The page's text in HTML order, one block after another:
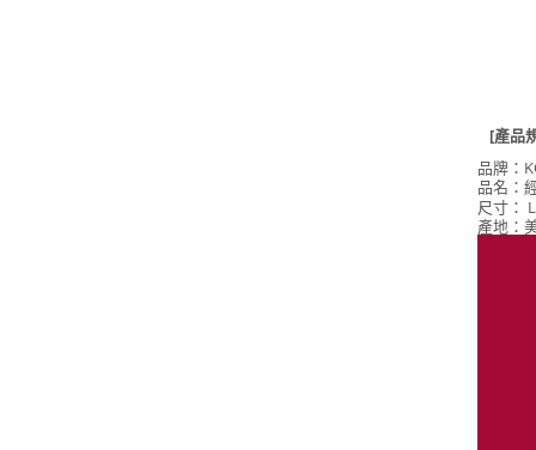
[產品
品牌：
品名：
尺寸 ：
產地：